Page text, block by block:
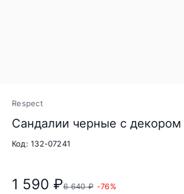
Respect
Сандалии черные с декором
Код: 132-07241
1 590 ₽6 640 ₽ -76%